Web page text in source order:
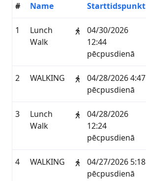
# Name Starttidspunkt
1
Lunch
Walk
04/30/2026
12:44
pēcpusdienā
2 WALKING
04/28/2026 4:47
pēcpusdienā
3
Lunch
Walk
04/28/2026
12:24
pēcpusdienā
4 WALKING
04/27/2026 5:18
pēcpusdienā